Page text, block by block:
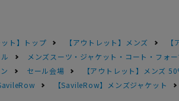
ット】トップ 【アウトレット】メンズ
メンズスーツ・ジャケット・コート・フォ
セール会場
【アウトレット】メンズ
【SavileRow】メンズジャケット